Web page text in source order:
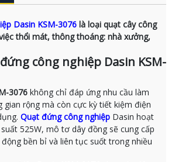
Dasin KSM-3076 là loại quạt cây công
thổi mát, thông thoáng: nhà xưởng,
công nghiệp Dasin KSM-
3076 không chỉ đáp ứng nhu cầu làm
gian rộng mà còn cực kỳ tiết kiệm điện
Quạt đứng công nghiệp Dasin hoạt
525W, mô tơ dây đồng sẽ cung cấp
bền bỉ và liên tục suốt trong nhiều